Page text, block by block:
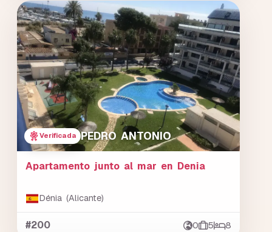
Verificada PEDRO ANTONIO
Apartamento junto al mar en Denia
Dénia (Alicante)
#200 0 5 8